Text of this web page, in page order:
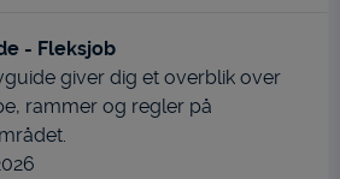
- Fleksjob
giver dig et overblik over
rammer og regler på